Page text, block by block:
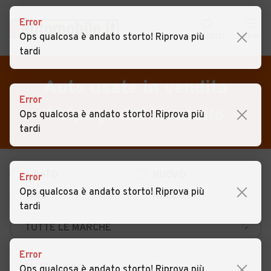
PREFERITI MENU
CERCA
Auto usate
Auto Km 0
Auto Nuove
Noleggio a lungo termine
Auto d'epoca
Moto
Camper
MAGAZINE
ACCEDI
Auto usate in vendita
Volpago del Montello
USATO
KM 0
NOLEGGIO
Error
Ops qualcosa è andato storto! Riprova più
tardi
Error
Ops qualcosa è andato storto! Riprova più
tardi
Error
Ops qualcosa è andato storto! Riprova più
tardi
Error